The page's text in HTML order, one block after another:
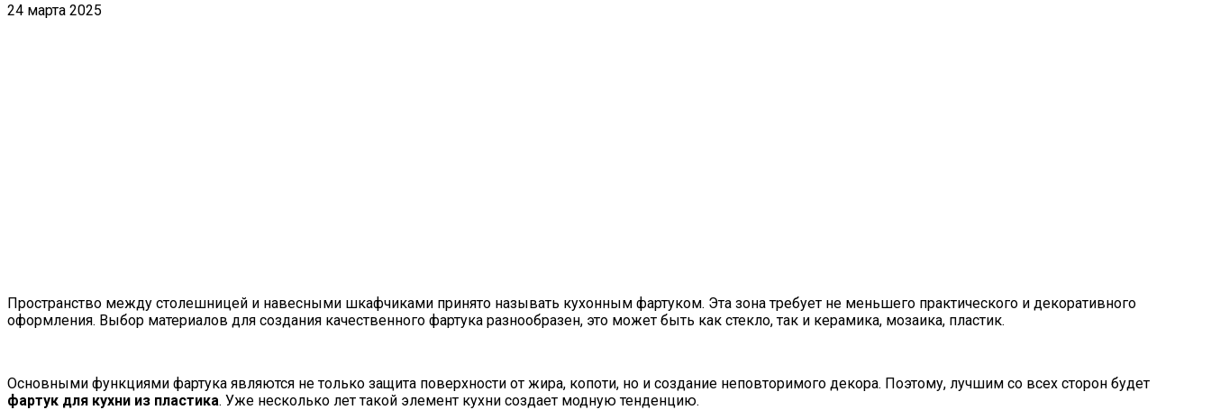
24 марта 2025
Пространство между столешницей и навесными шкафчиками принято называть кухонным фартуком. Эта зона требует не меньшего практического и декоративного
оформления. Выбор материалов для создания качественного фартука разнообразен, это может быть как стекло, так и керамика, мозаика, пластик.
Основными функциями фартука являются не только защита поверхности от жира, копоти, но и создание неповторимого декора. Поэтому, лучшим со всех сторон будет
фартук для кухни из пластика. Уже несколько лет такой элемент кухни создает модную тенденцию.